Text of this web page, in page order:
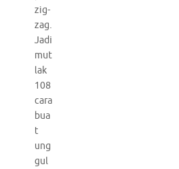
zig-
zag.
Jadi
mut
lak
108
cara
bua
t
ung
gul